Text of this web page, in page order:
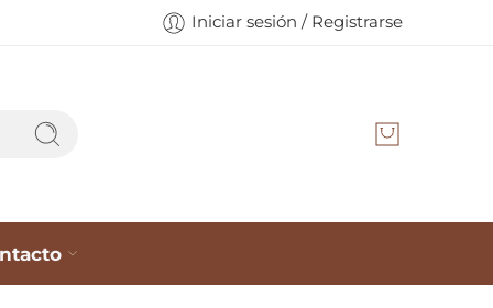
Iniciar sesión / Registrarse